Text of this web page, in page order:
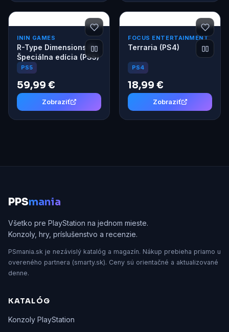
ININ GAMES
R-Type Dimensions III -
Špeciálna edícia (PS5)
PS5
59,99 €
Zobraziť
FOCUS ENTERTAINMENT
Terraria (PS4)
PS4
18,99 €
Zobraziť
PPSmania
Všetko pre PlayStation na jednom mieste.
Konzoly, hry, príslušenstvo a recenzie.
PSmania.sk je nezávislý katalóg a magazín. Nákup prebieha priamo u
overeného partnera (smarty.sk). Ceny sú orientačné a aktualizované
denne.
KATALÓG
Konzoly PlayStation